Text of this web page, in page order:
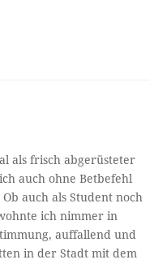
als frisch abgerüsteter
auch ohne Betbefehl
auch als Student noch
ich nimmer in
auffallend und
in der Stadt mit dem